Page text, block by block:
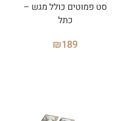
סט פמוטים כולל מגש –
כתל
₪189